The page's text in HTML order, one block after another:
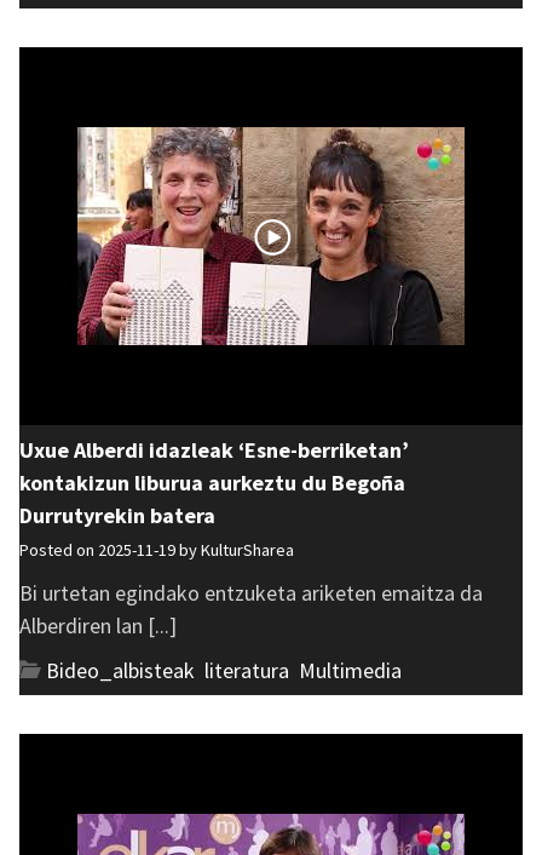
Uxue Alberdi idazleak ‘Esne-berriketan’
kontakizun liburua aurkeztu du Begoña
Durrutyrekin batera
Posted on 2025-11-19 byKulturSharea
Bi urtetan egindako entzuketa ariketen emaitza da
Alberdiren lan [...]
Bideo_albisteak literatura Multimedia